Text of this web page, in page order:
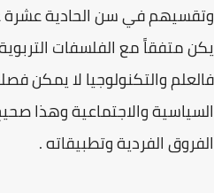
وتقسيهم في سن الحادية
يكن متفقاً مع الفلسفات
فالعلم والتكنولوجيا لا يمكن
السياسية والاجتماعية وهذا
الفروق الفردية وتطبيقاته .